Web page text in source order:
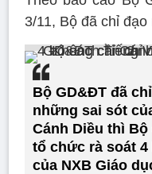
3/11, Bộ đã chỉ
Bộ GD&ĐT đã
những sai sót
Cánh Diều thì Bộ
tổ chức rà soát 4
của NXB Giáo